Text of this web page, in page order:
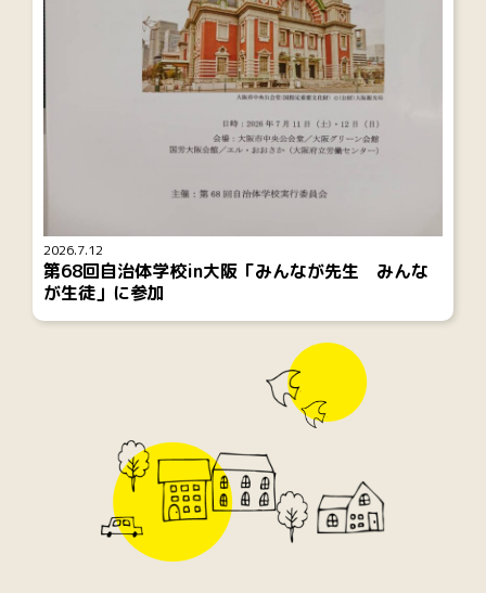
2026.7.12
第68回自治体学校in大阪「みんなが先生 みんな
が生徒」に参加